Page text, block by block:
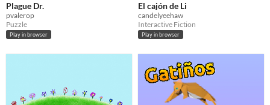
Plague Dr.
pvalerop
Puzzle
Play in browser
El cajón de Li
candelyeehaw
Interactive Fiction
Play in browser